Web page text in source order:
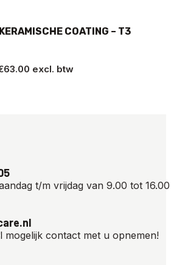
COATING – T3
63.00 excl. btw
t/m vrijdag van 9.00 tot
mogelijk contact met u opnemen!